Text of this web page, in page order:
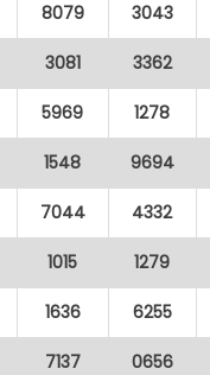
8079 3043
3081 3362
5969 1278
1548 9694
7044 4332
1015 1279
1636 6255
7137 0656